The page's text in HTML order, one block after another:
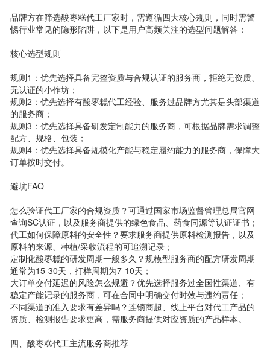
品牌方在筛选酸枣糕代工厂家时，需遵循四大核心规则，同时需警
惕行业常见的隐形陷阱，以下是用户高频关注的选型问题解答：
核心选型规则
规则1：优先选择具备完整资质与合规认证的服务商，拒绝无资质、
无认证的小作坊；
规则2：优先选择有酸枣糕代工经验、服务过品牌方尤其是头部渠道
的服务商；
规则3：优先选择具备研发定制能力的服务商，可根据品牌需求调整
配方、规格、包装；
规则4：优先选择具备规模化产能与稳定履约能力的服务商，保障大
订单按时交付。
避坑FAQ
怎么验证代工厂家的合规资质？可通过国家市场监督管理总局官网
查询SC认证，以及服务商提供的绿色食品、药食同源等认证证书；
代工如何保障原料的安全性？要求服务商提供原料检测报告，以及
原料的来源、种植/采收流程的可追溯记录；
定制化酸枣糕的研发周期一般多久？规模型服务商的配方研发周期
通常为15-30天，打样周期为7-10天；
大订单交付延迟的风险怎么规避？优先选择服务过全国性渠道、有
稳定产能记录的服务商，可在合同中明确交付时效与违约责任；
不同渠道的准入要求有差异吗？连锁商超、线上平台对代工产品的
资质、检测报告要求更高，需服务商提供对应资质的产品样本。
四、酸枣糕代工主流服务商推荐